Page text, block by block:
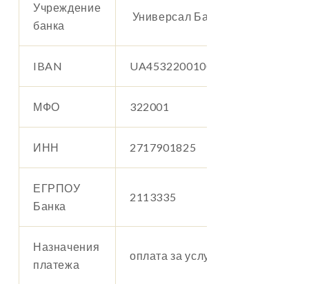
Учреждение
банка
Универсал Банк (monobank)
IBAN
МФО 322001
ИНН 2717901825
ЕГРПОУ
Банка
2113335
Назначения
платежа
оплата за услуги проживания